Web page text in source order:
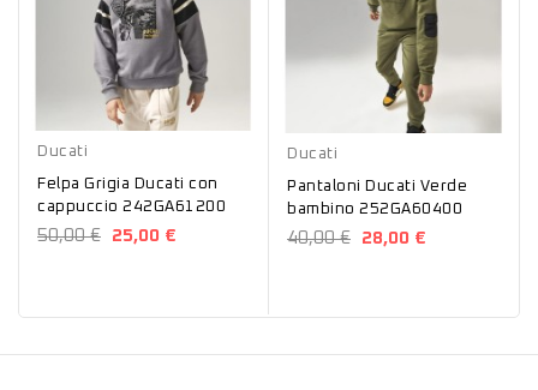
Ducati
Felpa Grigia Ducati con
cappuccio 242GA61200
50,00 € 25,00 €
Ducati
Pantaloni Ducati Verde
bambino 252GA60400
40,00 € 28,00 €